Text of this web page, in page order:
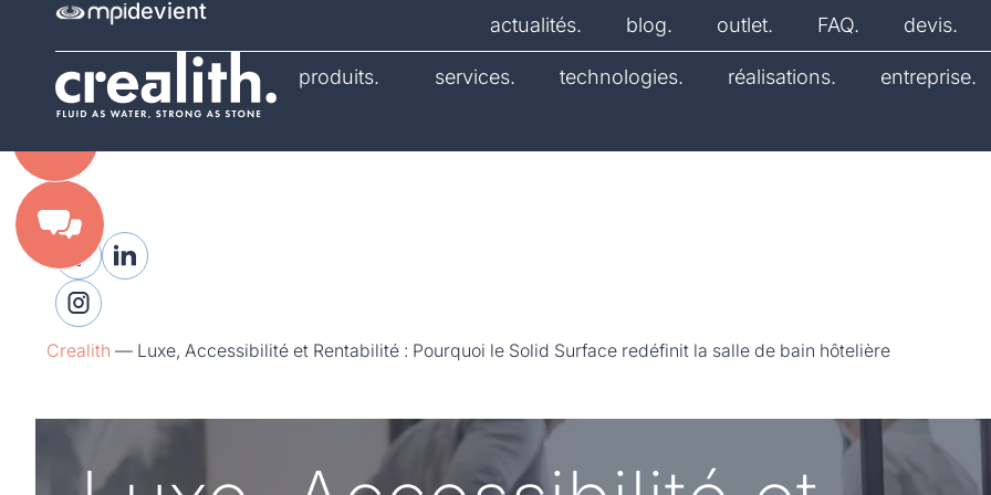
devient
actualités. blog. outlet. FAQ. devis.
produits. services. technologies. réalisations. entreprise.
catalogue.
Crealith — Luxe, Accessibilité et Rentabilité : Pourquoi le Solid Surface redéfinit la salle de bain hôtelière